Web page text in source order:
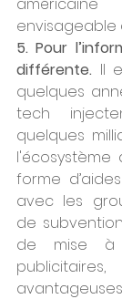
envisageable
5. Pour
différente. Il
quelques
tech
quelques
l'écosystème
forme
avec les
de
de mise à